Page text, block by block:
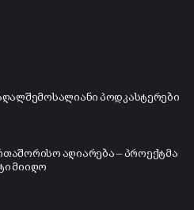
პოდკასტერები
აღიარება — პროექტმა
მიიღო